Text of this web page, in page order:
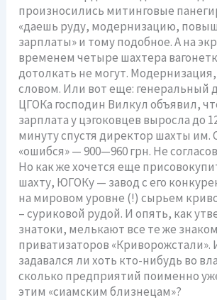
произносились митинговые
«даешь руду, модернизацию,
зарплаты» и тому подобное. А на
временем четыре шахтера
дотолкать не могут.
словом. Или вот еще: генеральный
ЦГОКа господин Вилкул объявил,
зарплата у цэгоковцев выросла до
минуту спустя директор шахты
«ошибся» — 900—960 грн. Не
Но как же хочется еще
шахту, ЮГОКу — завод с его
на мировом уровне (!) сырьем
– суриковой рудой. И опять, как
знатоки, мелькают все те же
приватизаторов «Криворожстали».
задавался ли хоть кто-нибудь во
сколько предприятий поименно
этим «сиамским близнецам»?